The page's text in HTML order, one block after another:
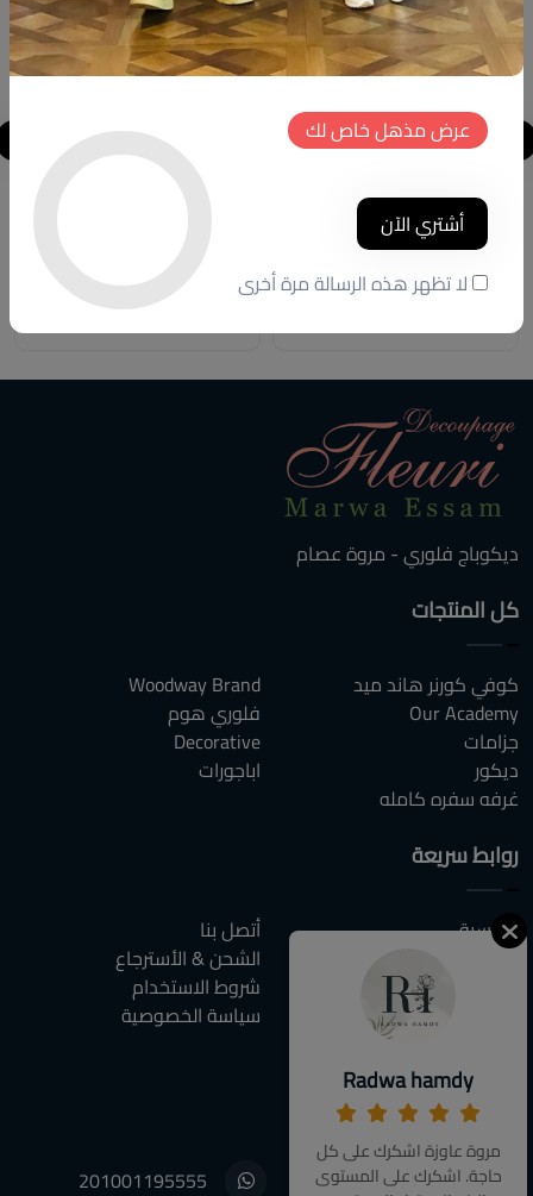
TV unit
كود المنتج:MT.FH88
(0 تقييمات)
Decoration unit
كود المنتج:
ديكوباج فلوري - مروة عصام
كل المنتجات
كوفي كورنر هاند ميد
Our Academy
جزامات
ديكور
غرفه سفره كامله
Woodway Brand
فلوري هوم
Decorative
اباجورات
روابط سريعة
الرئيسية
من نحن
كل المنتجات
أتصل بنا
الشحن & الأسترجاع
شروط الاستخدام
سياسة الخصوصية
أتصل بنا
01001195555
201001195555
Radwa hamdy
مروة عاوزة اشكرك على كل
حاجة. اشكرك على المستوى
عرض مذهل خاص لك
أشتري الآن
لا تظهر هذه الرسالة مرة أخرى